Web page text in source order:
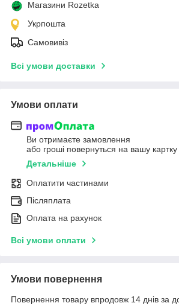
Магазини Rozetka
Укрпошта
Самовивіз
Всі умови доставки
Умови оплати
Ви отримаєте замовлення
або гроші повернуться на вашу картку
Детальніше
Оплатити частинами
Післяплата
Оплата на рахунок
Всі умови оплати
Умови повернення
Повернення товару впродовж 14 днів за